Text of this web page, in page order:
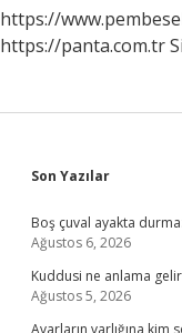
https://
https://panta.com.tr
Sidebar
Son Yazılar
Boş çuval ayakta
Ağustos 6, 2026
Kuddusi ne anlama
Ağustos 5, 2026
Avarların varlığına kim